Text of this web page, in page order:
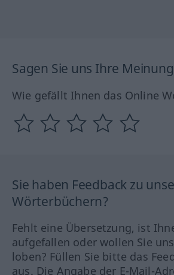
Sagen Sie uns Ihre
Wie gefällt Ihnen das Online
Sie haben Feedback zu
Wörterbüchern?
Fehlt eine Übersetzung, ist
aufgefallen oder wollen Sie
loben? Füllen Sie bitte das
aus. Die Angabe der E-Mail-